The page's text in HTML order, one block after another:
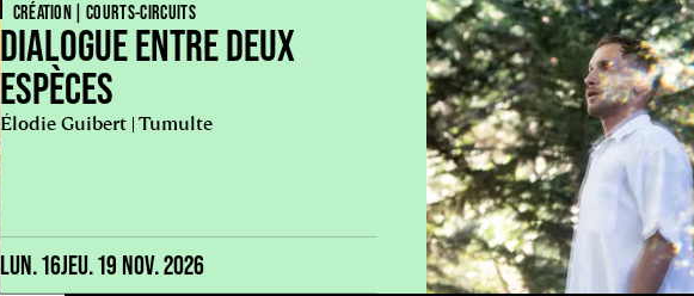
CRÉATION | COURTS-CIRCUITS
DIALOGUE ENTRE DEUX
ESPÈCES
Élodie Guibert | Tumulte
LUN. 16JEU. 19 NOV. 2026